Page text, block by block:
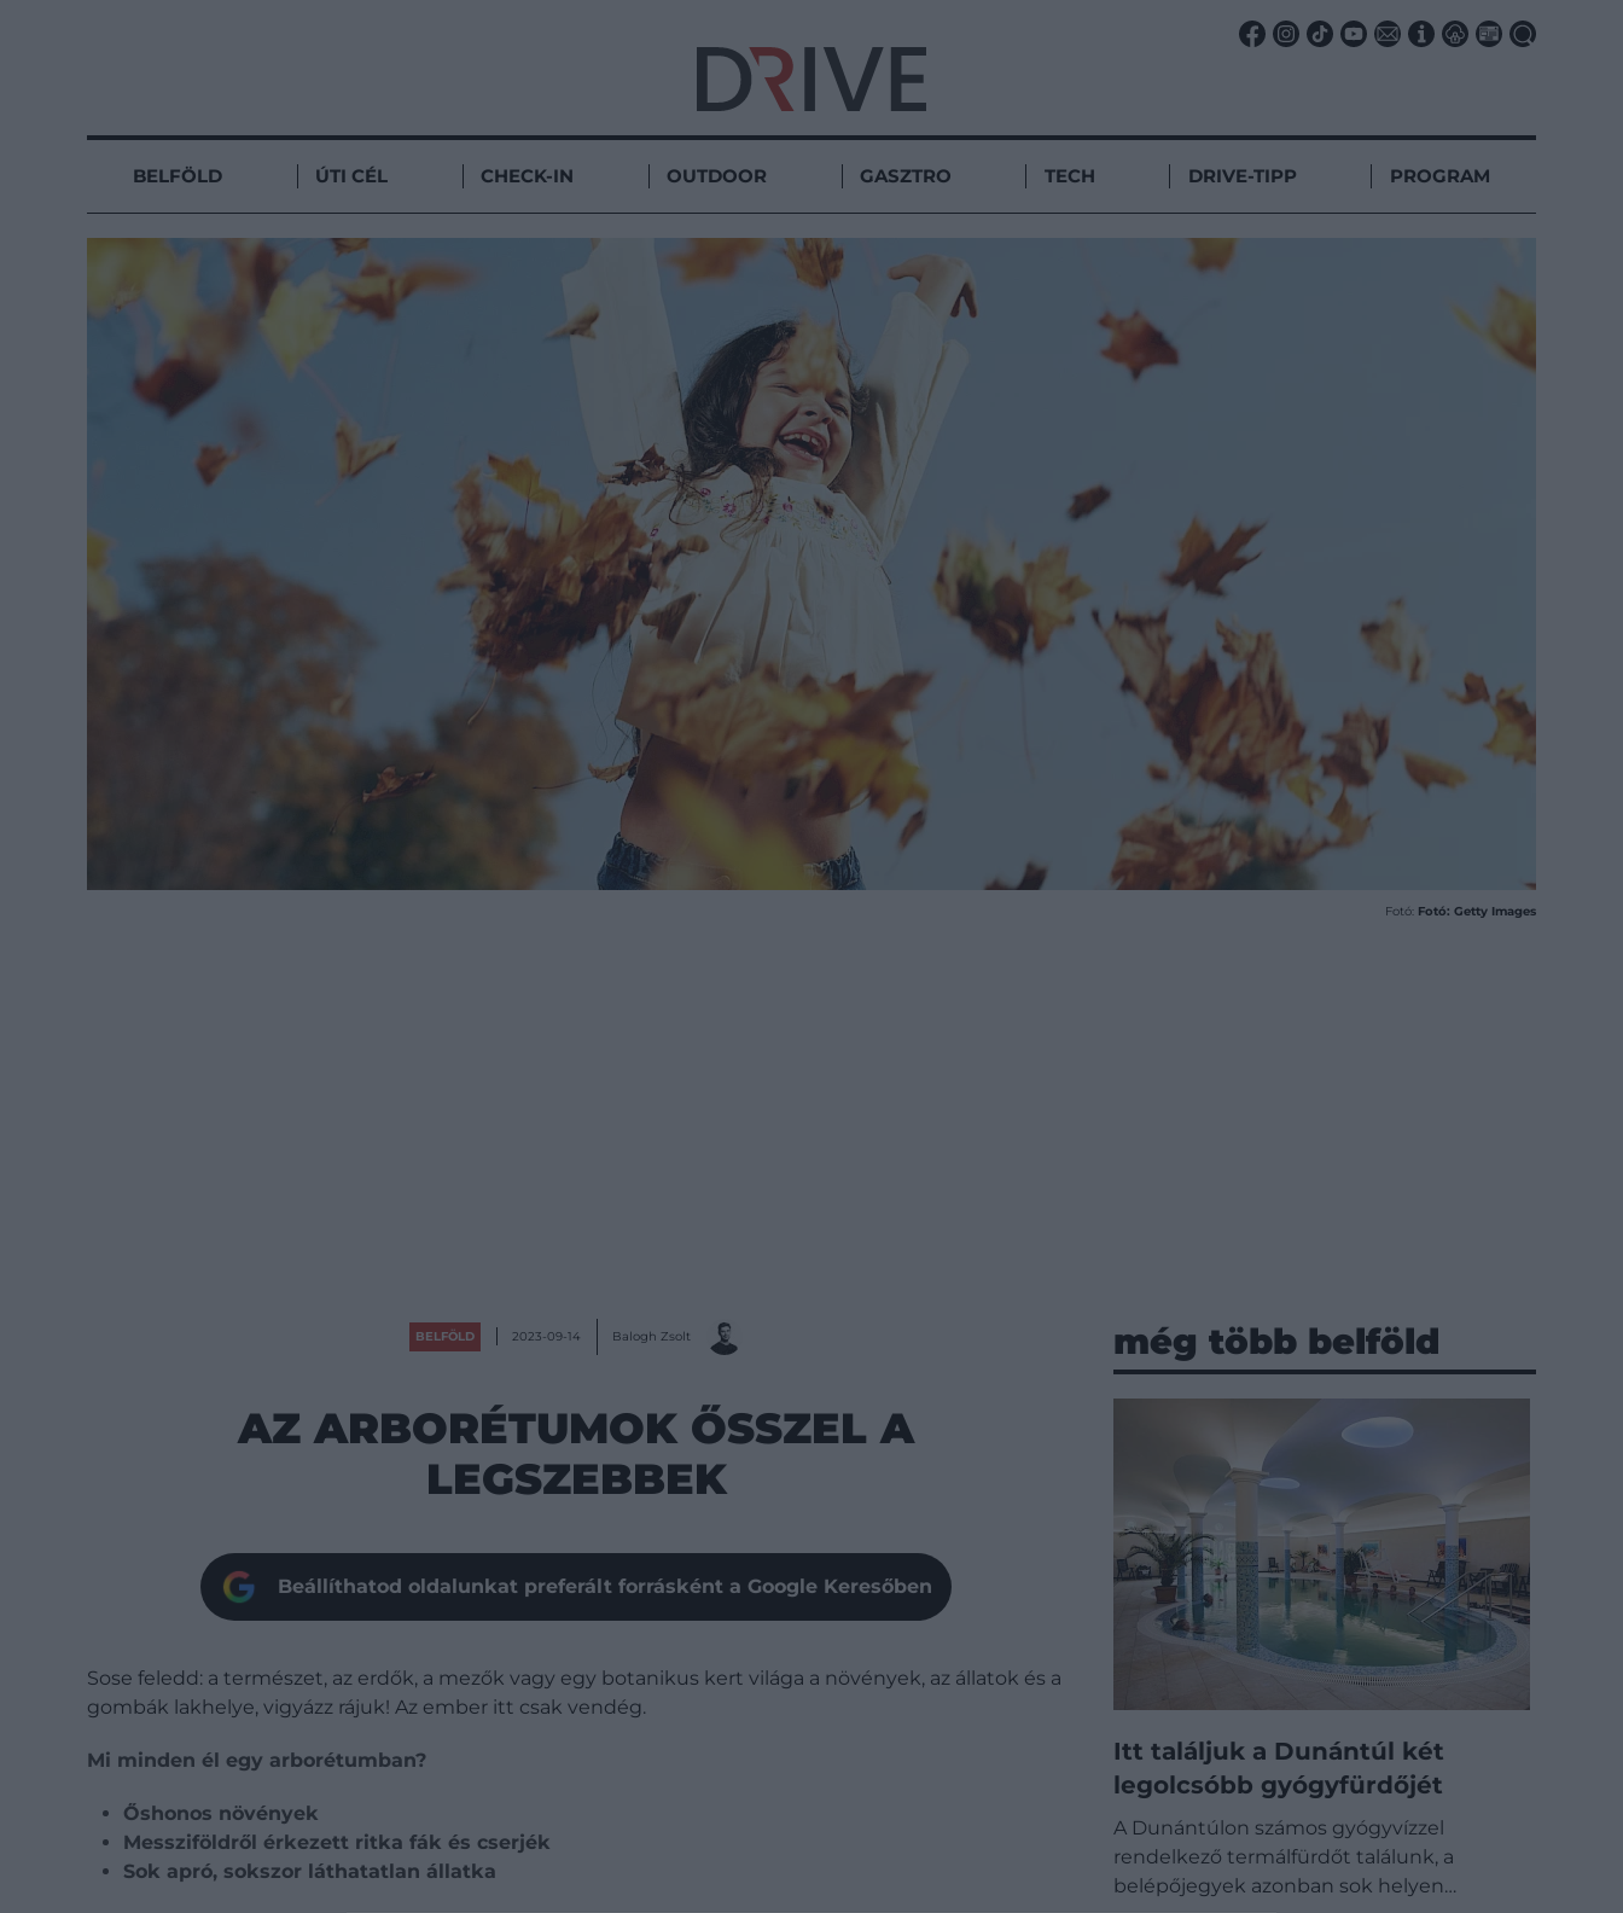
BELFÖLD ÚTI CÉL CHECK-IN OUTDOOR GASZTRO TECH DRIVE-TIPP PROGRAM
Fotó: Fotó: Getty Images
BELFÖLD 2023-09-14 Balogh Zsolt
AZ ARBORÉTUMOK ŐSSZEL A
LEGSZEBBEK
Beállíthatod oldalunkat preferált forrásként a Google Keresőben
Sose feledd: a természet, az erdők, a mezők vagy egy botanikus kert világa a növények, az állatok és a
gombák lakhelye, vigyázz rájuk! Az ember itt csak vendég.
Mi minden él egy arborétumban?
Őshonos növények
Messziföldről érkezett ritka fák és cserjék
Sok apró, sokszor láthatatlan állatka
még több belföld
Itt találjuk a Dunántúl két
legolcsóbb gyógyfürdőjét
A Dunántúlon számos gyógyvízzel
rendelkező termálfürdőt találunk, a
belépőjegyek azonban sok helyen…